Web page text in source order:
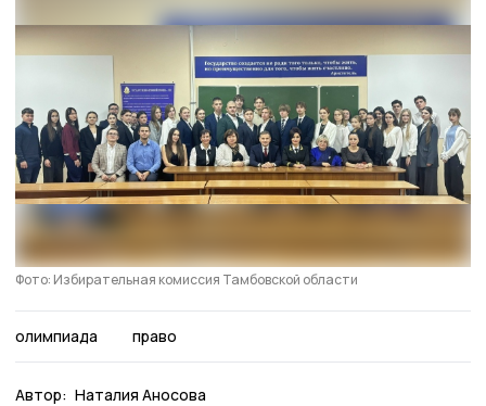
Фото: Избирательная комиссия Тамбовской области
олимпиада право
Автор: Наталия Аносова